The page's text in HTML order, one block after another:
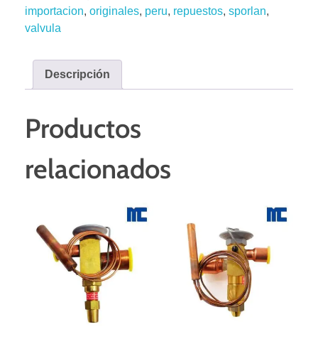
importacion, originales, peru, repuestos, sporlan,
valvula
Descripción
Productos
relacionados